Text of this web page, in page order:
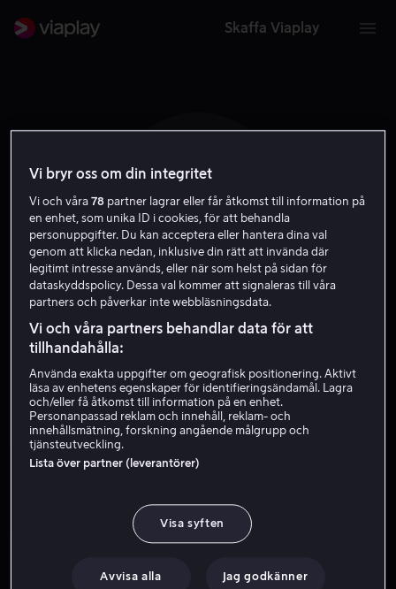
Skaffa Viaplay
C S
Caitlin Stasey
Vi bryr oss om din integritet
Vi och våra78 partner lagrar eller får åtkomst till information på
en enhet, som unika ID i cookies, för att behandla
personuppgifter. Du kan acceptera eller hantera dina val
genom att klicka nedan, inklusive din rätt att invända där
legitimt intresse används, eller när som helst på sidan för
dataskyddspolicy. Dessa val kommer att signaleras till våra
partners och påverkar inte webbläsningsdata.
Vi och våra partners behandlar data för att
tillhandahålla:
Använda exakta uppgifter om geografisk positionering. Aktivt
läsa av enhetens egenskaper för identifieringsändamål. Lagra
och/eller få åtkomst till information på en enhet.
Personanpassad reklam och innehåll, reklam- och
innehållsmätning, forskning angående målgrupp och
tjänsteutveckling.
Lista över partner (leverantörer)
Visa syften
Avvisa alla Jag godkänner